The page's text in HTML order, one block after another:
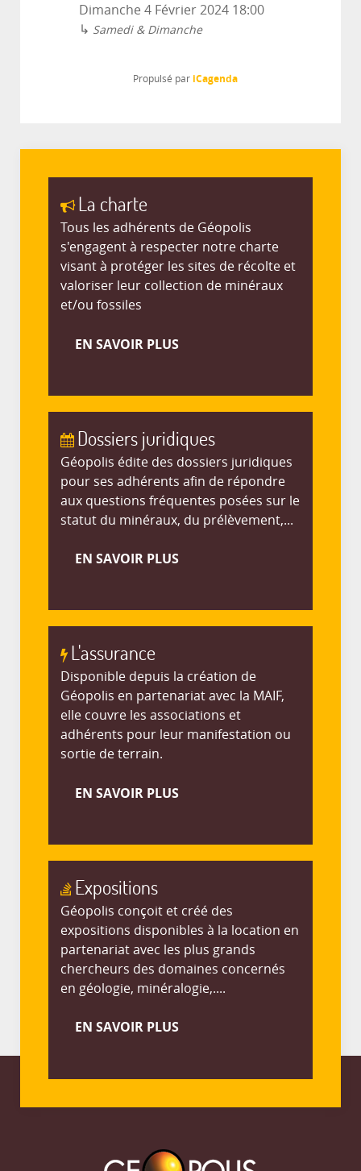
Dimanche 4 Février 2024 18:00
↳ Samedi & Dimanche
Propulsé par iCagenda
La charte
Tous les adhérents de Géopolis
s'engagent à respecter notre charte
visant à protéger les sites de récolte et
valoriser leur collection de minéraux
et/ou fossiles
EN SAVOIR PLUS
Dossiers juridiques
Géopolis édite des dossiers juridiques
pour ses adhérents afin de répondre
aux questions fréquentes posées sur le
statut du minéraux, du prélèvement,...
EN SAVOIR PLUS
L'assurance
Disponible depuis la création de
Géopolis en partenariat avec la MAIF,
elle couvre les associations et
adhérents pour leur manifestation ou
sortie de terrain.
EN SAVOIR PLUS
Expositions
Géopolis conçoit et créé des
expositions disponibles à la location en
partenariat avec les plus grands
chercheurs des domaines concernés
en géologie, minéralogie,....
EN SAVOIR PLUS